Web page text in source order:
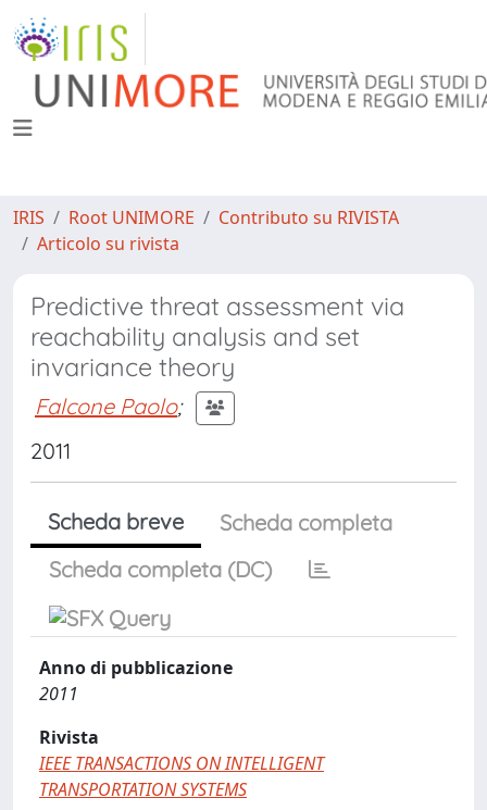
IRIS Root UNIMORE
Contributo su RIVISTA
Articolo su rivista
Predictive threat assessment via
reachability analysis and set
invariance theory
Falcone Paolo;
2011
Scheda breve
Scheda completa
Scheda completa (DC)
Anno di pubblicazione
2011
Rivista
IEEE TRANSACTIONS ON INTELLIGENT
TRANSPORTATION SYSTEMS